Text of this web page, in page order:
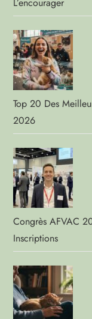
Top 20 Des
2026
Congrès AFVAC
Inscriptions